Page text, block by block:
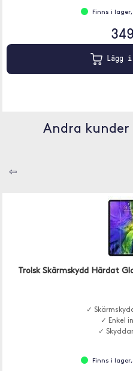
Finns i
Lägg
Andra kunder
⇦
Trolsk Skärmskydd Härdat
✓
✓ Enkel
✓
Finns i